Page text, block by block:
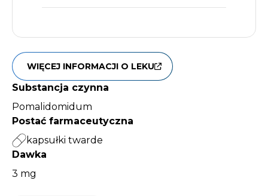
WIĘCEJ INFORMACJI O LEKU
Substancja czynna
Pomalidomidum
Postać farmaceutyczna
kapsułki twarde
Dawka
3 mg